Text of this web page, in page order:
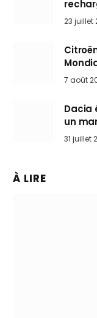
arrive
23 juillet
Mini
7 août
Dacia
un
31 juillet
À LIRE